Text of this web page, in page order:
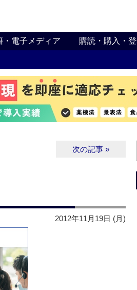
・電子メディア 購読・購入・
次の記事 »
2012年11月19日 (月)